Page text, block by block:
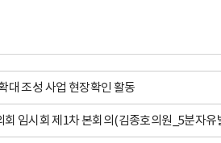
대 조성 사업 현장확인 활동
회 임시회 제1차 본회의(김종호의원_5분자유